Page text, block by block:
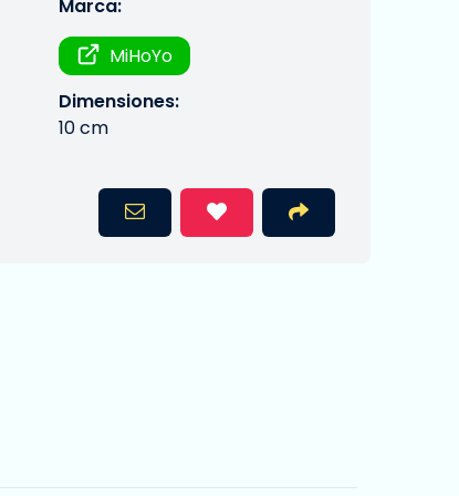
Marca:
MiHoYo
Dimensiones:
10 cm